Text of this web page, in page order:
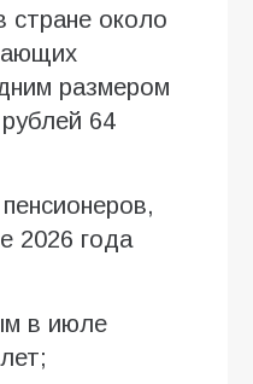
стране около
размером
64
2026 года
в июле